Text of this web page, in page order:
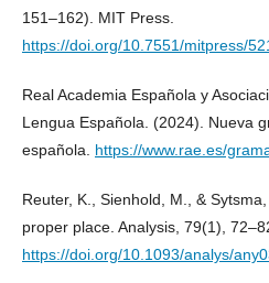
151–162). MIT Press.
https://doi.org/10.7551/mitpress/
Real Academia Española y
Lengua Española. (2024). Nueva
española. https://www.rae.es/
Reuter, K., Sienhold, M., &
proper place. Analysis, 79(1),
https://doi.org/10.1093/analys/